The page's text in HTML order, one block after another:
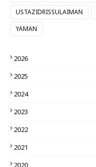
USTAZIDRISSULAIMAN
YAMAN
2026
2025
2024
2023
2022
2021
2020